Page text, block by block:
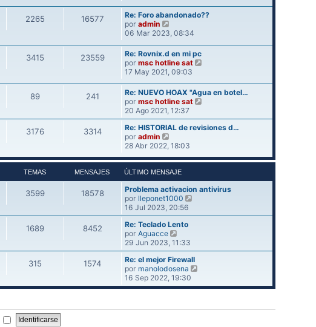
m
e
a
ú
t
m
o
m
e
n
s
a
j
e
2265 16577
Re: Foro abandonado??
por admin
e
ú
l
m
o
m
e
n
s
a
e
06 Mar 2023, 08:34
3415 23559
Re: Rovnix.d en mi pc
por msc hotline sat
ú
l
m
n
a
j
17 May 2021, 09:03
89 241
Re: NUEVO HOAX "Agua en botel…
por msc hotline sat
r
ú
i
m
m
e
a
20 Ago 2021, 12:37
3176 3314
Re: HISTORIAL de revisiones d…
por admin
e
ú
l
t
i
m
o
m
e
n
s
a
j
e
28 Abr 2022, 18:03
TEMAS MENSAJES ÚLTIMO MENSAJE
3599 18578
Problema activacion antivirus
por lleponet1000
r
i
m
o
e
16 Jul 2023, 20:56
1689 8452
Re: Teclado Lento
por Aguacce
e
r
ú
l
t
i
29 Jun 2023, 11:33
315 1574
Re: el mejor Firewall
por manolodosena
r
16 Sep 2022, 19:30